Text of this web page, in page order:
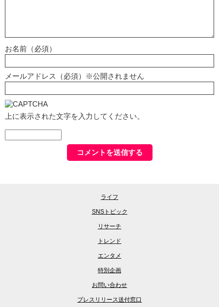
お名前（必須）
メールアドレス（必須）※公開されません
上に表示された文字を入力してください。
ライフ
SNSトピック
リサーチ
トレンド
エンタメ
特別企画
お問い合わせ
プレスリリース送付窓口